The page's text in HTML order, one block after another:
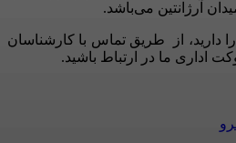
را دارید، از طریق تماس با کارشناسان
اداری ما در ارتباط باشید.